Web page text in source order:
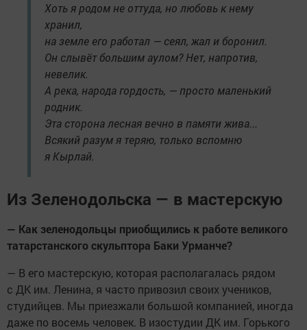
Хоть я родом не оттуда, но любовь к нему
хранил,
на земле его работал — сеял, жал и боронил.
Он слывёт большим аулом? Нет, напротив,
невелик.
А река, народа гордость, — просто маленький
родник.
Эта сторона лесная вечно в памяти жива...
Всякий разум я теряю, только вспомню
я Кырлай.
Из Зеленодольска — в мастерскую
— Как зеленодольцы приобщились к работе великого
татарстанского скульптора Баки Урманче?
— В его мастерскую, которая располагалась рядом
с ДК им. Ленина, я часто привозил своих учеников,
студийцев. Мы приезжали большой компанией, иногда
даже по восемь человек. В изостудии ДК им. Горького